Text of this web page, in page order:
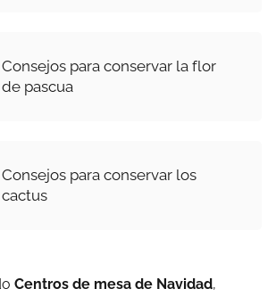
Consejos para conservar la flor
de pascua
Consejos para conservar los
cactus
Centros de mesa de Navidad,